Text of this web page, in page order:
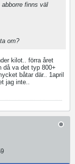
finns väl
om?
kilot.. förra året
då va det typ 800+
båtar där.. 1april
jag inte..